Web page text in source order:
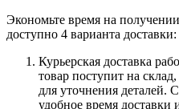
Экономьте время на
доступно 4 варианта доставки:
Курьерская доставка
товар поступит на
для уточнения деталей.
удобное время доставки